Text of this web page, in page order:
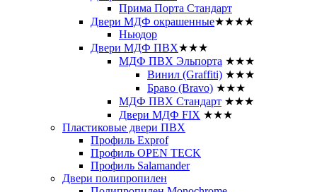
Прима Порта Стандарт
Двери МДФ окрашенные★★★★
Ньюдор
Двери МДФ ПВХ★★★
МДФ ПВХ Эльпорта ★★★
Винил (Graffiti) ★★★
Браво (Bravo) ★★★
МДФ ПВХ Стандарт ★★★
Двери МДФ FIX ★★★
Пластиковые двери ПВХ
Профиль Exprof
Профиль OPEN TECK
Профиль Salamander
Двери полипропилен